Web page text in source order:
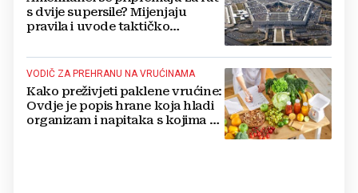
s dvije supersile? Mijenjaju
pravila i uvode taktičko
VODIČ ZA PREHRANU NA VRUĆINAMA
Kako preživjeti paklene vrućine:
Ovdje je popis hrane koja hladi
organizam i napitaka s kojima si